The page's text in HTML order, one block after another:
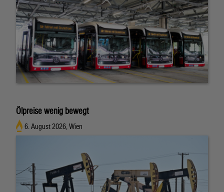
Ölpreise wenig bewegt
6. August 2026, Wien